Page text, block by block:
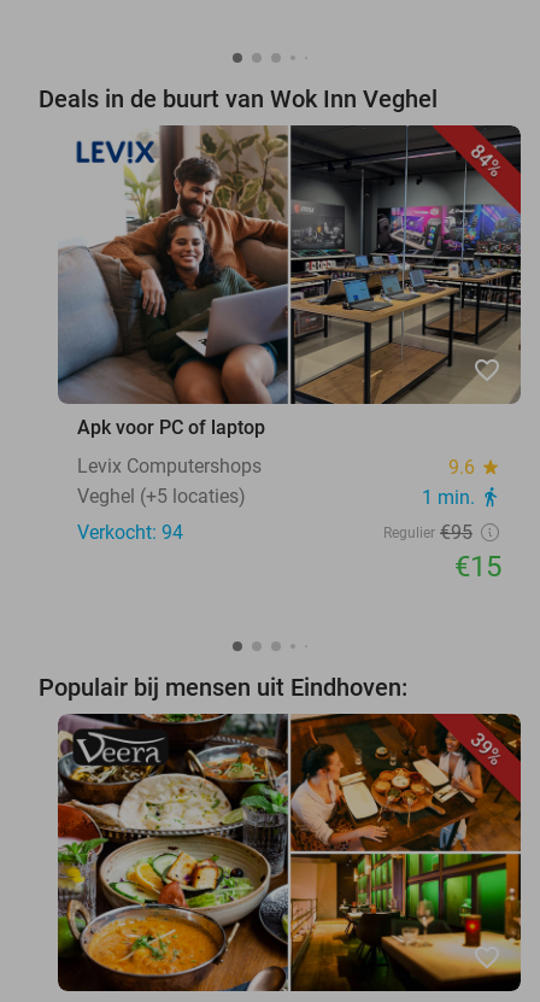
Deals in de buurt van Wok Inn Veghel
84%
favorite_border
Apk voor PC of laptop
Levix Computershops
9.6 star
Veghel (+5 locaties) 1 min. directions_walk
Verkocht: 94 Regulier €95
€15
Populair bij mensen uit Eindhoven:
39%
favorite_border